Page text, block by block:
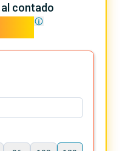
contado